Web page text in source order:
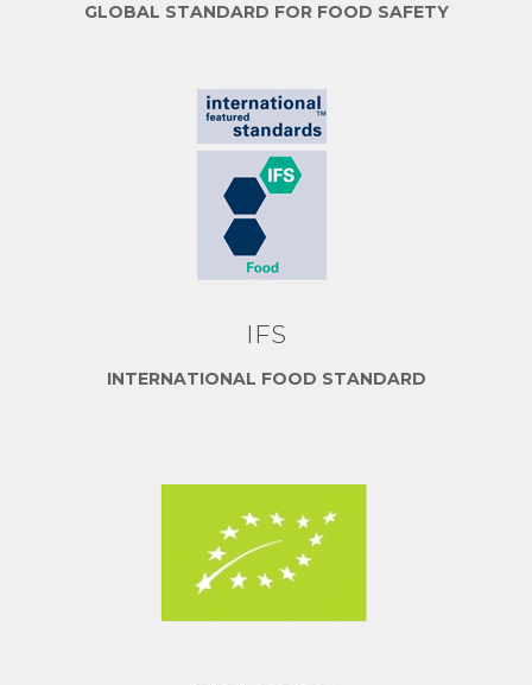
GLOBAL STANDARD FOR FOOD SAFETY
IFS
INTERNATIONAL FOOD STANDARD